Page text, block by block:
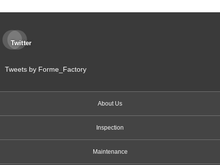
Twitter
Tweets by Forme_Factory
About Us
Inspection
Maintenance